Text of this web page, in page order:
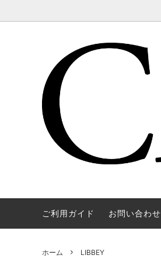
WAREHOUSE & CO.
OUTER
ご利用ガイド お問い合わせ
ホーム LIBBEY